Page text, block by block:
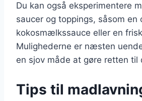
Du kan også eksperimentere
saucer og toppings, såsom en
kokosmælkssauce eller en
Mulighederne er næsten
en sjov måde at gøre retten til
Tips til